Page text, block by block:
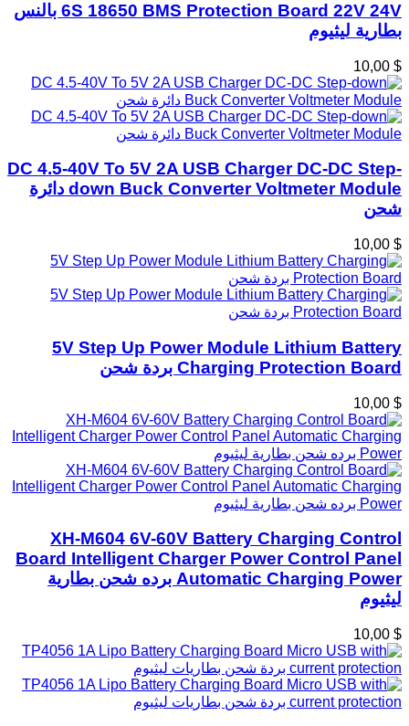
6S 18650 BMS Protection Board 22V 24V بالنس
بطارية ليثيوم
$ 10,00
DC 4.5-40V To 5V 2A USB Charger DC-DC Step-
down Buck Converter Voltmeter Module دائرة
شحن
$ 10,00
5V Step Up Power Module Lithium Battery
Charging Protection Board بردة شحن
$ 10,00
XH-M604 6V-60V Battery Charging Control
Board Intelligent Charger Power Control Panel
Automatic Charging Power برده شحن بطارية
ليثيوم
$ 10,00